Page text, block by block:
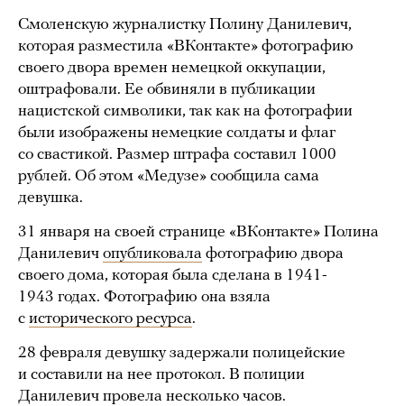
Смоленскую журналистку Полину Данилевич,
которая разместила «ВКонтакте» фотографию
своего двора времен немецкой оккупации,
оштрафовали. Ее обвиняли в публикации
нацистской символики, так как на фотографии
были изображены немецкие солдаты и флаг
со свастикой. Размер штрафа составил 1000
рублей. Об этом «Медузе» сообщила сама
девушка.
31 января на своей странице «ВКонтакте» Полина
Данилевич опубликовала фотографию двора
своего дома, которая была сделана в 1941-
1943 годах. Фотографию она взяла
с исторического ресурса.
28 февраля девушку задержали полицейские
и составили на нее протокол. В полиции
Данилевич провела несколько часов.